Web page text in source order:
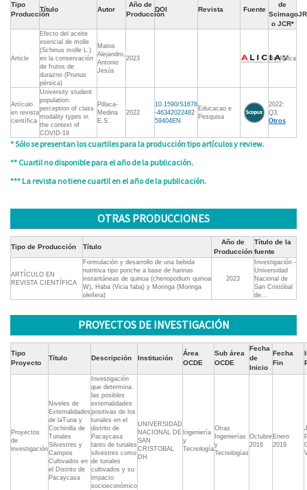
Tipo
Producción
Título Autor
Año de
Producción
DOI Revista Fuente
de
ScimagoJR
o JCR*
Article
Efecto del aceite
esencial de molle
(Schinus molle L.)
en la conservación
de frutos de
durazno (Prunus
pérsica)
Matos
Alejandro,
Antonio
Jesús
2023 No Aplica
Artículo
en revista
científica
University student
population:
perception of class
modality types in
the context of
COVID-19
Pillaca-
Medina
E.S.
2022
10.1590/S1678
-46342022482
59404EN
Educacao e
Pesquisa
2022:
Q3,
Otros
* Sólo se presentan los cuartiles para la producción tipo artículos y review.
** Cuartil no disponible para el año de la publicación.
*** La revista no tiene cuartil en el año de la publicación.
OTRAS PRODUCCIONES
Tipo de Producción Título
Año de
Producción
Título de la
fuente
ARTÍCULO EN
REVISTA CIENTÍFICA
Formulación y desarrollo de una bebida
nutritiva tipo ponche a base de harinas
instantáneas de quinua (chenopodium quinoa
W), Haba (Vicia faba) y Moringa (Moringa
oleifera)
2023
Investigación -
Universidad
Nacional de
San Cristóbal
de...
PROYECTOS DE INVESTIGACIÓN
Tipo
Proyecto
Título Descripción Institución
Área
OCDE
Sub área
OCDE
Fecha
de
Inicio
Fecha
Fin
Proyectos
de
investigación
Niveles de
Externalidades
de laTuna y
Cochinilla de
Tunales
Silvestres y
Campos
Cultivados en
el Distrito de
Pacaycasa
Investigación
que determina
las posibles
externalidades
positivas de los
tunales en el
distrito de
Pacaycasa
tanto de tunales
silvestres como
de tunales
cultivados y su
impacto
socioeconómico
UNIVERSIDAD
NACIONAL DE
SAN
CRISTOBAL
DH
Ingeniería
y
Tecnología
Otras
Ingenierías
y
Tecnologías
Octubre
2016
Enero
2019